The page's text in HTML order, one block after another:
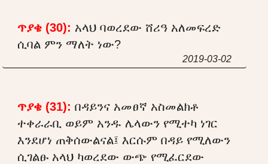
ጥያቄ (30): አላህ ባወረደው ሸሪዓ አለመፍረድ
ሲባል ምን ማለት ነው?
2019-03-02
ጥያቄ (31): በዳይንና አመፀኛ አስመልክቶ
ተቀራራቢ ወይም አንዱ ሌላውን የሚተካ ነገር
እንደሆነ ጠቅሰውልናል፤ እርሱም በዳይ የሚለውን
ሲገልፁ አላህ ካወረደው ውጭ የሚፈርደው